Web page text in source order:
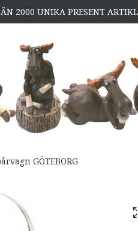
2000 UNIKA PRESENT
GÖTEBORG